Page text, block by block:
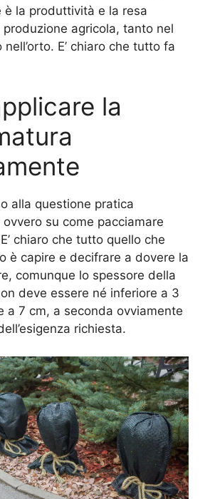
è la produttività e la resa
agricola, tanto nel
E’ chiaro che tutto fa
la
alla questione pratica
ovvero su come pacciamare
chiaro che tutto quello che
è capire e decifrare a dovere la
comunque lo spessore della
deve essere né inferiore a 3
a 7 cm, a seconda ovviamente
richiesta.